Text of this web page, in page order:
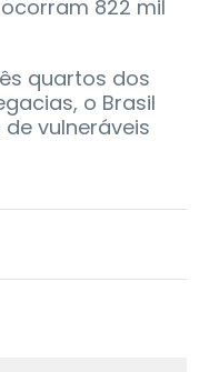
822 mil
quartos dos
o Brasil
vulneráveis